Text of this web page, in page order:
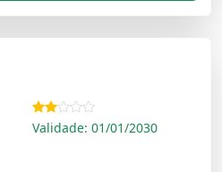
Validade: 01/01/2030